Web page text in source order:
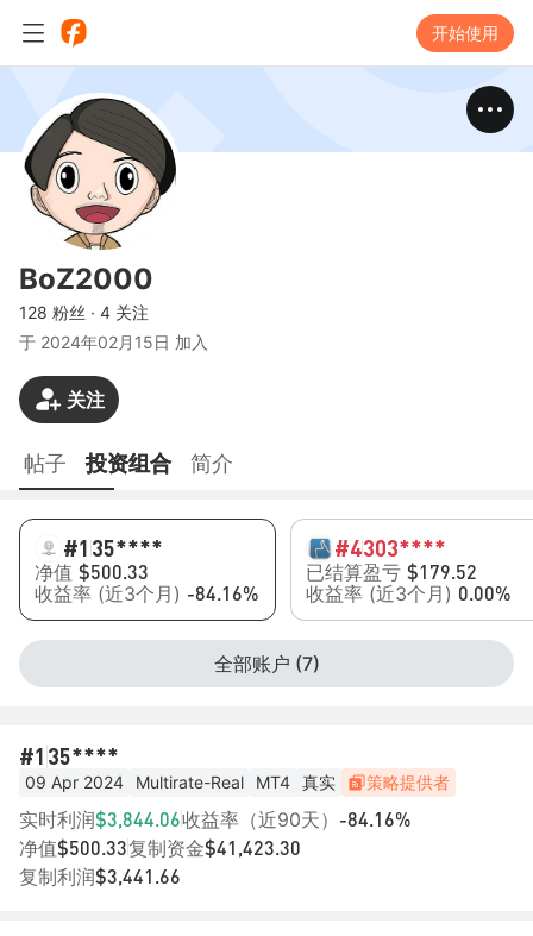
开始使用
BoZ2000
128 粉丝 · 4 关注
于 2024年02月15日 加入
关注
帖子 投资组合 简介
#1 35****
净值 $500.33
收益率 (近3个月) -84.16%
#4303****
已结算盈亏 $179.52
收益率 (近3个月) 0.00%
全部账户 (7)
#1 35****
09 Apr 2024 Multirate-Real MT4 真实 策略提供者
实时利润$3,844.06收益率（近90天） -84.16%
净值$500.33复制资金$41,423.30
复制利润$3,441.66